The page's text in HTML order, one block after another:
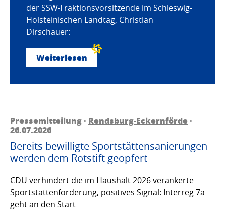
der SSW-Fraktionsvorsitzende im Schleswig-
Holsteinischen Landtag, Christian
Dirschauer:
Weiterlesen
Pressemitteilung · Rendsburg-Eckernförde·
26.07.2026
Bereits bewilligte Sportstättensanierungen
werden dem Rotstift geopfert
CDU verhindert die im Haushalt 2026 verankerte
Sportstättenförderung, positives Signal: Interreg 7a
geht an den Start